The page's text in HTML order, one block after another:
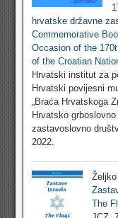
hrvatske državne
Commemorative
Occasion of the
of the Croatian
Hrvatski institut za
Hrvatski povijesni
„Braća Hrvatskoga
Hrvatsko grboslovno
zastavoslovno
2022.
The